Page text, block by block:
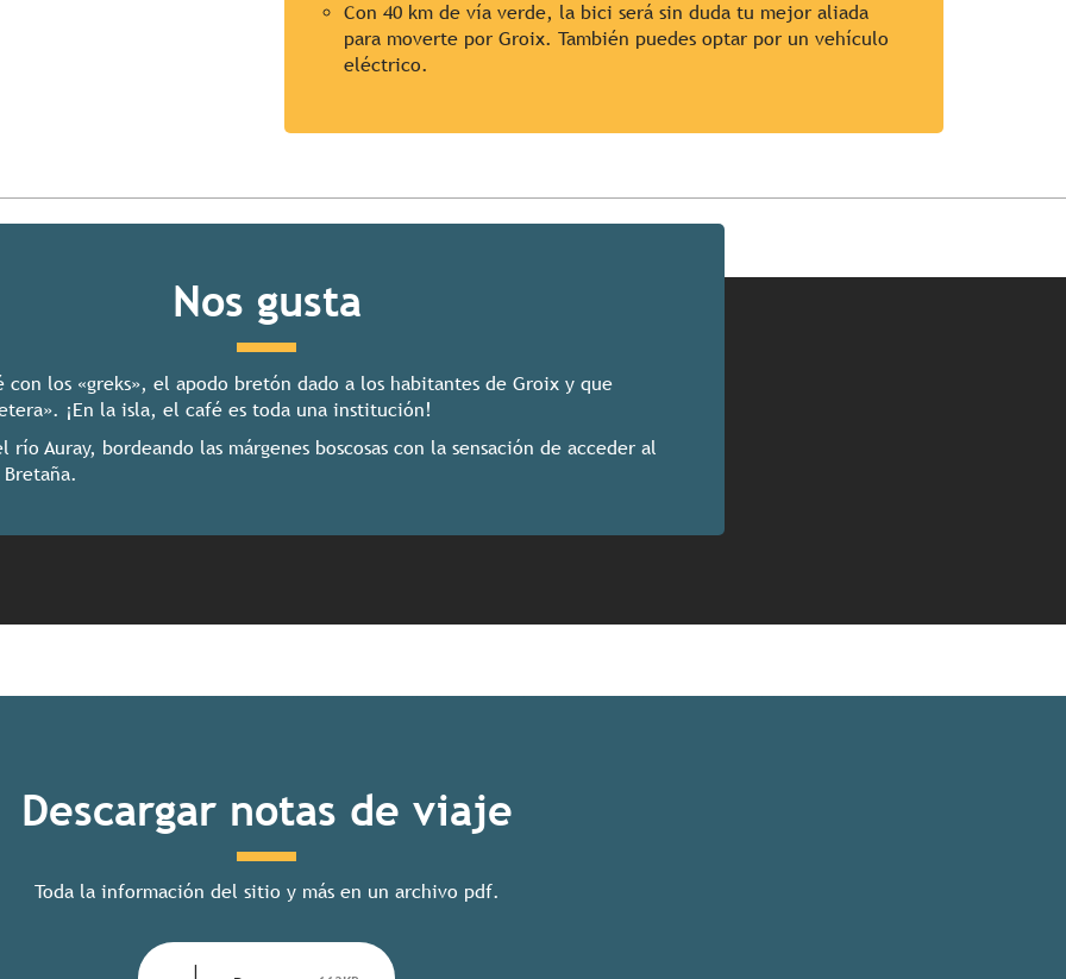
Con 40 km de vía verde, la bici será sin duda tu mejor aliada
para moverte por Groix. También puedes optar por un vehículo
eléctrico.
Nos gusta
con los «greks», el apodo bretón dado a los habitantes de Groix y que
¡En la isla, el café es toda una institución!
río Auray, bordeando las márgenes boscosas con la sensación de acceder al
Descargar notas de viaje
Toda la información del sitio y más en un archivo pdf.